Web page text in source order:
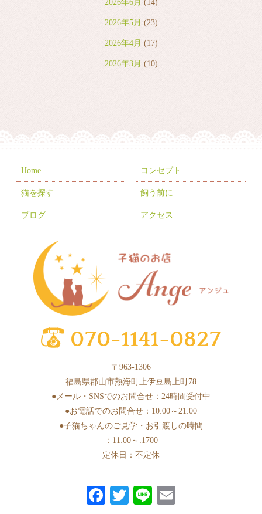
2026年6月 (14)
2026年5月 (23)
2026年4月 (17)
2026年3月 (10)
2025年11月
2025年10月(9)
2025年7月(8)
2025年6月(3)
2025年3月(11)
2025年1月 (2)
2024年10月(1)
2024年9月 (1)
2024年8月 (1)
2024年6月(3)
2024年4月(3)
Home コンセプト
猫を探す 飼う前に
ブログ アクセス
〒963-1306
福島県郡山市熱海町上伊豆島上町78
●メール・SNSでのお問合せ：24時間受付中
●お電話でのお問合せ：10:00～21:00
●子猫ちゃんのご見学・お引渡しの時間
：11:00～:1700
定休日：不定休
Fa T
Li